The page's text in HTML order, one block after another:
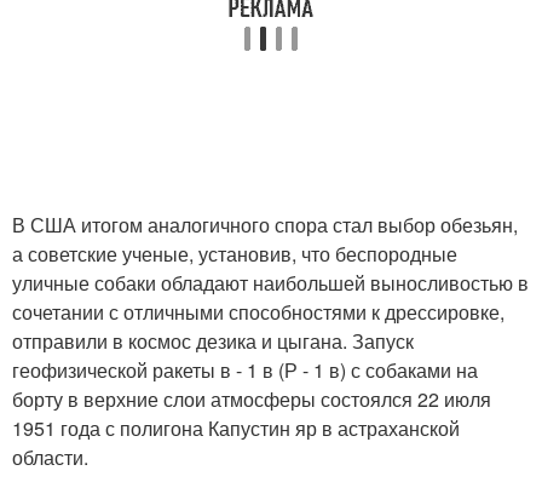
В США итогом аналогичного спора стал выбор обезьян,
а советские ученые, установив, что беспородные
уличные собаки обладают наибольшей выносливостью в
сочетании с отличными способностями к дрессировке,
отправили в космос дезика и цыгана. Запуск
геофизической ракеты в - 1 в (Р - 1 в) с собаками на
борту в верхние слои атмосферы состоялся 22 июля
1951 года с полигона Капустин яр в астраханской
области.